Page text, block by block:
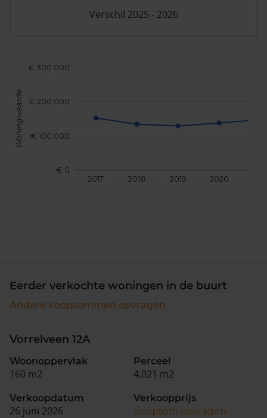
2017 2018 2019 2020
€ 0
€ 100.000
€ 200.000
€ 300.000
Woningwaarde
Verschil 2025 - 2026
Eerder verkochte woningen in de buurt
Andere koopsommen opvragen
Vorrelveen 12A
Woonoppervlak
160 m2
Perceel
4.021 m2
Verkoopdatum
26 juni 2026
Verkoopprijs
Koopsom opvragen